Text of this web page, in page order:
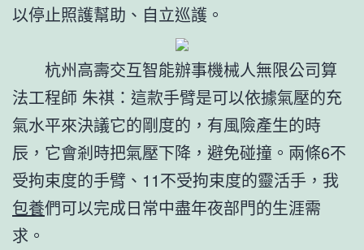
以停止照護幫助、自立巡護。
杭州高壽交互智能辦事機械人無限公司算
法工程師 朱祺：這款手臂是可以依據氣壓的充
氣水平來決議它的剛度的，有風險產生的時
辰，它會剎時把氣壓下降，避免碰撞。兩條6不
受拘束度的手臂、11不受拘束度的靈活手，我
包養們可以完成日常中盡年夜部門的生涯需
求。